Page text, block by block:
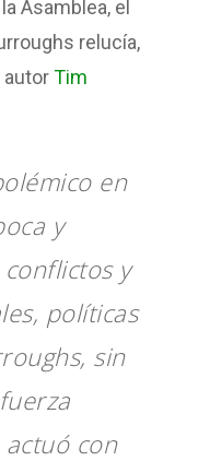
Asamblea, el
relucía,
autorTim
en
y
y
políticas
sin
con